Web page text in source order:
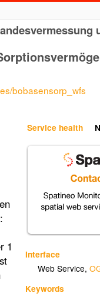
bobasensorp_wfs
Service health
Interface
Web Service,
Keywords
1